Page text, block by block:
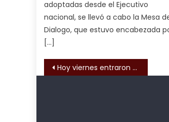
लग
आपक
sexy
adoptadas desde el Ejecutivo
nacional, se llevó a cabo la Mesa
Dialogo, que estuvo encabezada
[…]
Navegación de
Hoy viernes entraron en vigencia nuevas tarifas de Invialca